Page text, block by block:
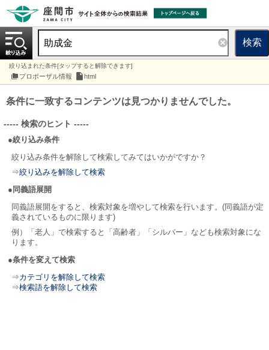
検索
絞り込まれた条件[タップすると解除できます]
プロポーザル情報 html
条件に一致するコンテンツは見つかりませんでした。
----- 検索のヒント -----
●絞り込み条件
絞り込み条件を解除して検索してみてはいかがですか？
⇒絞り込みを解除して検索
●同義語展開
同義語展開をすると、検索対象を増やして検索を行います。(同義語が定
義されているものに限ります)
例）「老人」で検索すると「高齢者」「シルバー」なども検索対象にな
ります。
●条件を変えて検索
⇒カテゴリを解除して検索
⇒検索語を解除して検索